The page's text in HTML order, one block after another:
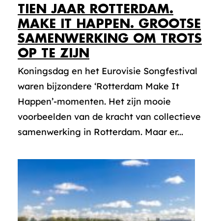
TIEN JAAR ROTTERDAM.
MAKE IT HAPPEN. GROOTSE
SAMENWERKING OM TROTS
OP TE ZIJN
Koningsdag en het Eurovisie Songfestival
waren bijzondere ‘Rotterdam Make It
Happen’-momenten. Het zijn mooie
voorbeelden van de kracht van collectieve
samenwerking in Rotterdam. Maar er...